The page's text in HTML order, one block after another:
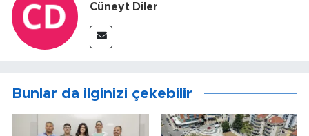
Cüneyt Diler
Bunlar da ilginizi çekebilir